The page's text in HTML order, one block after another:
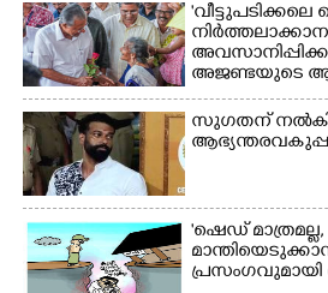
അജണ്ടയുടെ
സുഗതന്
ആഭ്യന്തരവകുപ്പും
'ഷെഡ്